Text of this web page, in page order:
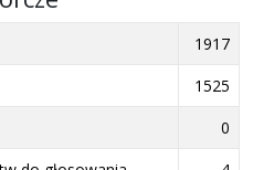
1917
1525
0